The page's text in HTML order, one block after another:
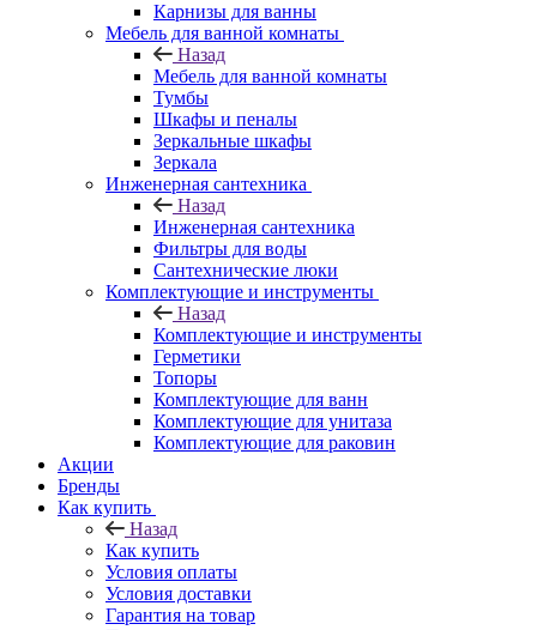
Карнизы для ванны
Мебель для ванной комнаты
Назад
Мебель для ванной комнаты
Тумбы
Шкафы и пеналы
Зеркальные шкафы
Зеркала
Инженерная сантехника
Назад
Инженерная сантехника
Фильтры для воды
Сантехнические люки
Комплектующие и инструменты
Назад
Комплектующие и инструменты
Герметики
Топоры
Комплектующие для ванн
Комплектующие для унитаза
Комплектующие для раковин
Акции
Бренды
Как купить
Назад
Как купить
Условия оплаты
Условия доставки
Гарантия на товар